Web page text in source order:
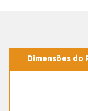
Dimensões do